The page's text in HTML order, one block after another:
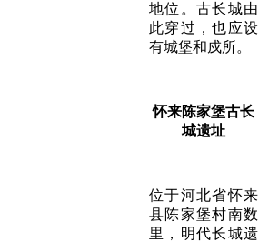
地位。古长城由
此穿过，也应设
有城堡和戍所。
怀来陈家堡古长
城遗址
位于河北省怀来
县陈家堡村南数
里，明代长城遗